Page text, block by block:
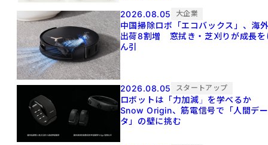
2026.08.05
大企業
中国掃除ロボ「エコバックス」、海
出荷8割増 窓拭き・芝刈りが成長を
ん引
2026.08.05 スタートアップ
ロボットは「力加減」を学べるか
Snow Origin、筋電信号で「人間デー
タ」の壁に挑む